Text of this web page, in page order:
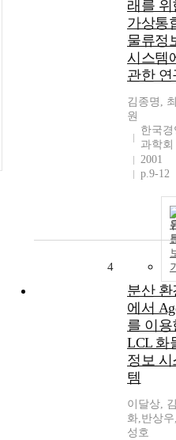
래를 위
가상통
물류정
시스템
관한 연
김종명,
원
한국경
과학회
2001
p.9-12
4
분산 환
에서
를 이용
LCL 화
정보 시
템
이달상,
화,반상
성호